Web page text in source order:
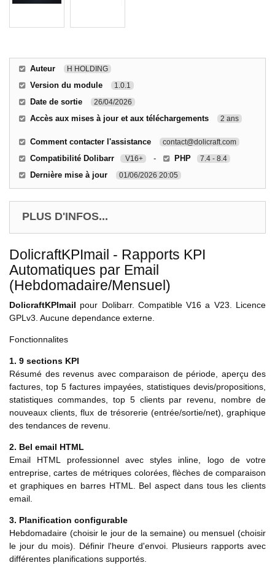
Auteur H HOLDING
Version du module 1.0.1
Date de sortie 26/04/2026
Accès aux mises à jour et aux téléchargements 2 ans
Comment contacter l'assistance contact@dolicraft.com
Compatibilité Dolibarr V16+ - PHP 7.4 - 8.4
Dernière mise à jour 01/06/2026 20:05
PLUS D'INFOS...
DolicraftKPImail - Rapports KPI
Automatiques par Email
(Hebdomadaire/Mensuel)
DolicraftKPImail pour Dolibarr. Compatible V16 a V23. Licence
GPLv3. Aucune dependance externe.
Fonctionnalites
1. 9 sections KPI
Résumé des revenus avec comparaison de période, aperçu des
factures, top 5 factures impayées, statistiques devis/propositions,
statistiques commandes, top 5 clients par revenu, nombre de
nouveaux clients, flux de trésorerie (entrée/sortie/net), graphique
des tendances de revenu.
2. Bel email HTML
Email HTML professionnel avec styles inline, logo de votre
entreprise, cartes de métriques colorées, flèches de comparaison
et graphiques en barres HTML. Bel aspect dans tous les clients
email.
3. Planification configurable
Hebdomadaire (choisir le jour de la semaine) ou mensuel (choisir
le jour du mois). Définir l'heure d'envoi. Plusieurs rapports avec
différentes planifications supportés.